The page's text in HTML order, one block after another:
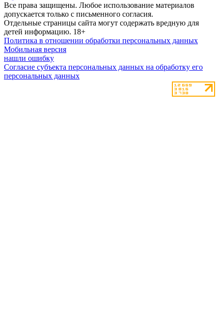
Все права защищены. Любое использование материалов
допускается только с письменного согласия.
Отдельные страницы сайта могут содержать вредную для
детей информацию. 18+
Политика в отношении обработки персональных данных
Мобильная версия
нашли ошибку
Согласие субъекта персональных данных на обработку его
персональных данных